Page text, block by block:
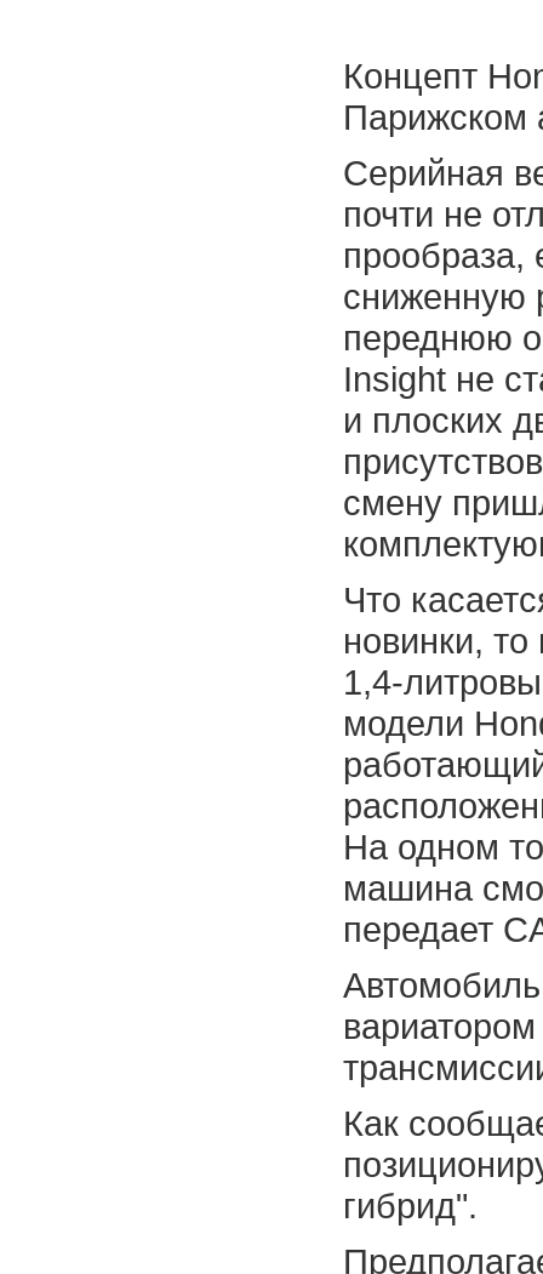
Концепт
Парижском
Серийная
почти не
прообраза,
сниженную
переднюю
Insight не
и плоских
смену
Что
новинки,
1,4-
модели
На одном
машина
передает
Как
гибрид".